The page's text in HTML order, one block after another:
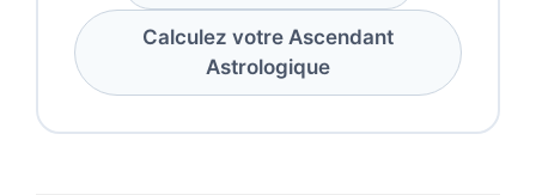
Calculez votre Ascendant
Astrologique